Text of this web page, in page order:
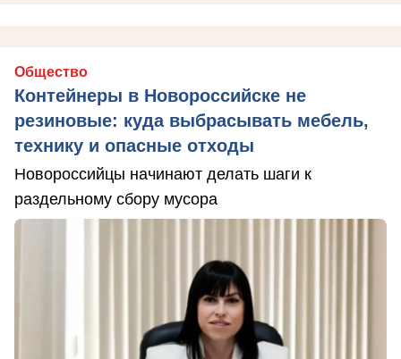
Общество
Контейнеры в Новороссийске не
резиновые: куда выбрасывать мебель,
технику и опасные отходы
Новороссийцы начинают делать шаги к
раздельному сбору мусора